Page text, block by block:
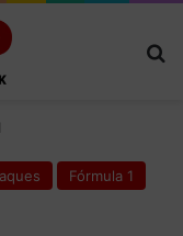
Fórmula 1